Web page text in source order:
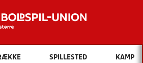
Hvad vil du søge efter?
SPILLESTED KAMP